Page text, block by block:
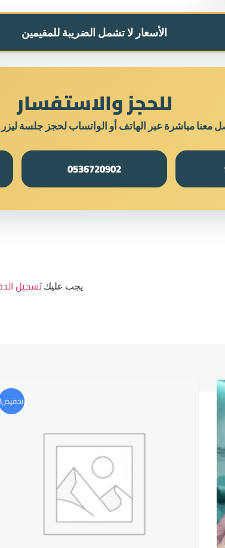
الأسعار لا تشمل الضريبة للمقيمين
للحجز والاستفسار
معنا مباشرة عبر الهاتف أو الواتساب لحجز جلسة
0536720902
يجب عليكتسجيل
تخفيض!